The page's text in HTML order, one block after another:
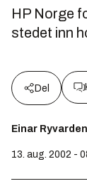
HP Norge
stedet inn
Del
Einar Ryvarden
13. aug. 2002 -